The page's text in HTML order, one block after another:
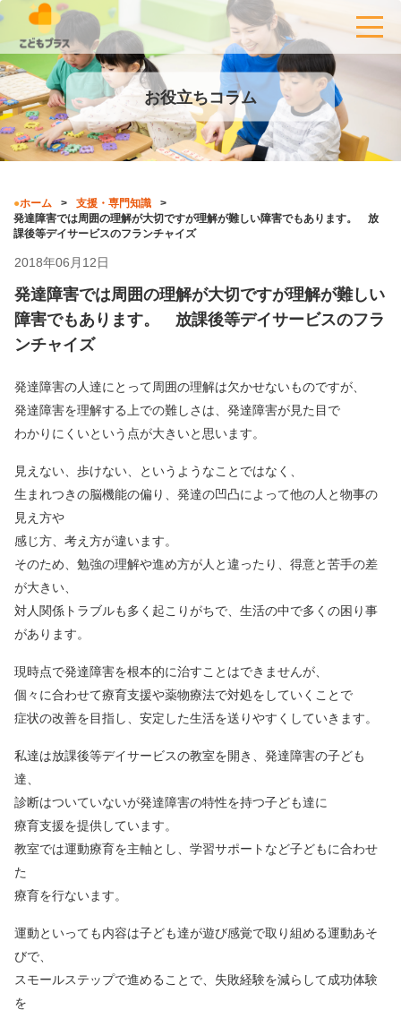
お役立ちコラム
ホーム
支援・専門知識
発達障害では周囲の理解が大切ですが理解が難しい障害でもあります。 放
課後等デイサービスのフランチャイズ
2018年06月12日
発達障害では周囲の理解が大切ですが理解が難しい
障害でもあります。 放課後等デイサービスのフラ
ンチャイズ
発達障害の人達にとって周囲の理解は欠かせないものですが、
発達障害を理解する上での難しさは、発達障害が見た目で
わかりにくいという点が大きいと思います。
見えない、歩けない、というようなことではなく、
生まれつきの脳機能の偏り、発達の凹凸によって他の人と物事の
見え方や
感じ方、考え方が違います。
そのため、勉強の理解や進め方が人と違ったり、得意と苦手の差
が大きい、
対人関係トラブルも多く起こりがちで、生活の中で多くの困り事
があります。
現時点で発達障害を根本的に治すことはできませんが、
個々に合わせて療育支援や薬物療法で対処をしていくことで
症状の改善を目指し、安定した生活を送りやすくしていきます。
私達は放課後等デイサービスの教室を開き、発達障害の子ども
達、
診断はついていないが発達障害の特性を持つ子ども達に
療育支援を提供しています。
教室では運動療育を主軸とし、学習サポートなど子どもに合わせ
た
療育を行ないます。
運動といっても内容は子ども達が遊び感覚で取り組める運動あそ
びで、
スモールステップで進めることで、失敗経験を減らして成功体験
を